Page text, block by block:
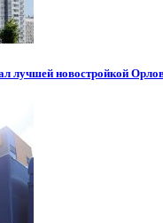
лучшей новостройкой